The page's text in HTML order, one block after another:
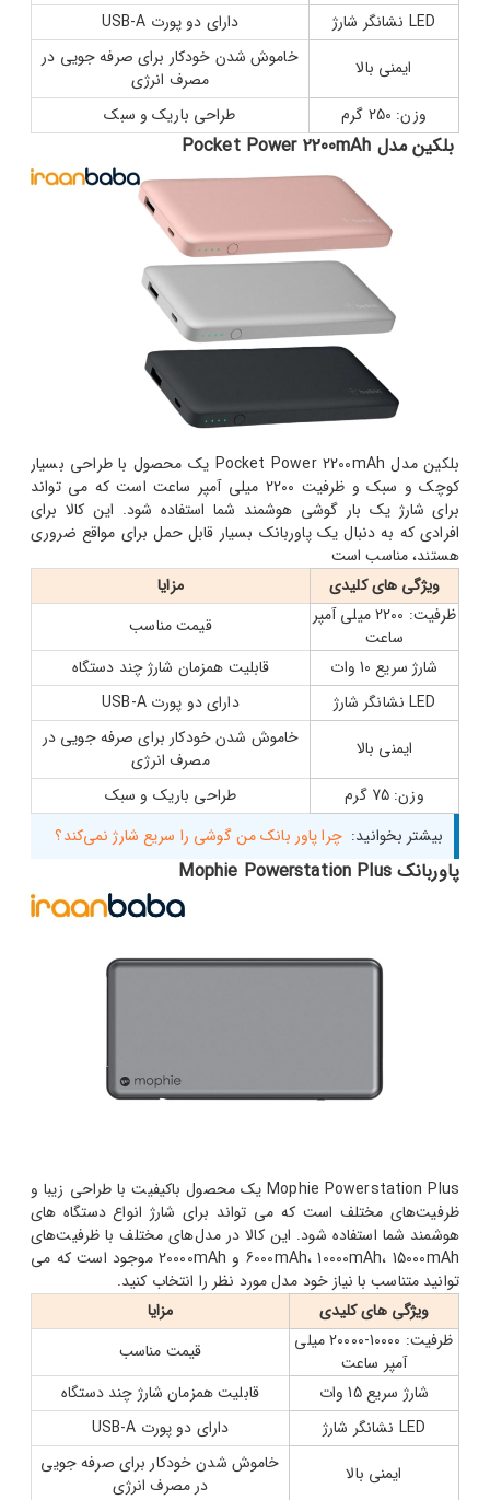
LED نشانگر شارژ
دارای دو پورت USB-A
ایمنی بالا
خاموش شدن خودکار برای صرفه جویی در
مصرف انرژی
وزن: 250 گرم
طراحی باریک و سبک
بلکین مدل Pocket Power 2200mAh
بلکین مدل Pocket Power 2200mAh یک محصول با طراحی بسیار
کوچک و سبک و ظرفیت 2200 میلی آمپر ساعت است که می تواند
برای شارژ یک بار گوشی هوشمند شما استفاده شود. این کالا برای
افرادی که به دنبال یک پاوربانک بسیار قابل حمل برای مواقع ضروری
هستند، مناسب است
ویژگی های کلیدی
مزایا
ظرفیت: 2200 میلی آمپر
ساعت
قیمت مناسب
شارژ سریع 10 وات
قابلیت همزمان شارژ چند دستگاه
LED نشانگر شارژ
دارای دو پورت USB-A
ایمنی بالا
خاموش شدن خودکار برای صرفه جویی در
مصرف انرژی
وزن: 75 گرم
طراحی باریک و سبک
بیشتر بخوانید:چرا ‌‌پاور بانک من گوشی را سریع شارژ نمی‌کند؟
پاوربانک Mophie Powerstation Plus
Mophie Powerstation Plus یک محصول باکیفیت با طراحی زیبا و
ظرفیت‌های مختلف است که می تواند برای شارژ انواع دستگاه های
هوشمند شما استفاده شود. این کالا در مدل‌های مختلف با ظرفیت‌های
6000mAh، 10000mAh، 15000mAh و 20000mAh موجود است که می
توانید متناسب با نیاز خود مدل مورد نظر را انتخاب کنید.
ویژگی های کلیدی
مزایا
ظرفیت: 10000-20000 میلی
آمپر ساعت
قیمت مناسب
شارژ سریع 15 وات
قابلیت همزمان شارژ چند دستگاه
LED نشانگر شارژ
دارای دو پورت USB-A
ایمنی بالا
خاموش شدن خودکار برای صرفه جویی
در مصرف انرژی